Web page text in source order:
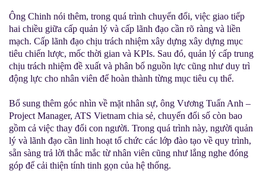
Ông Chinh nói thêm, trong quá trình chuyển đổi, việc giao tiếp
hai chiều giữa cấp quản lý và cấp lãnh đạo cần rõ ràng và liền
mạch. Cấp lãnh đạo chịu trách nhiệm xây dựng xây dựng mục
tiêu chiến lược, mốc thời gian và KPIs. Sau đó, quản lý cấp trung
chịu trách nhiệm đề xuất và phân bổ nguồn lực cũng như duy trì
động lực cho nhân viên để hoàn thành từng mục tiêu cụ thể.
Bổ sung thêm góc nhìn về mặt nhân sự, ông Vương Tuấn Anh –
Project Manager, ATS Vietnam chia sẻ, chuyển đổi số còn bao
gồm cả việc thay đổi con người. Trong quá trình này, người quản
lý và lãnh đạo cần linh hoạt tổ chức các lớp đào tạo về quy trình,
sẵn sàng trả lời thắc mắc từ nhân viên cũng như lắng nghe đóng
góp để cải thiện tính tinh gọn của hệ thống.